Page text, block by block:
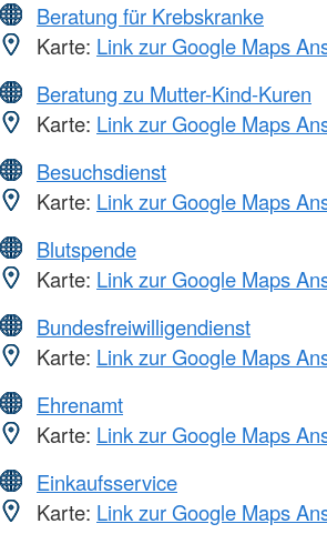
Beratung für Krebskranke
Karte: Link zur Google Maps
Beratung zu Mutter-Kind-Kuren
Karte: Link zur Google Maps
Besuchsdienst
Karte: Link zur Google Maps
Blutspende
Karte: Link zur Google Maps
Bundesfreiwilligendienst
Karte: Link zur Google Maps
Ehrenamt
Karte: Link zur Google Maps
Einkaufsservice
Karte: Link zur Google Maps